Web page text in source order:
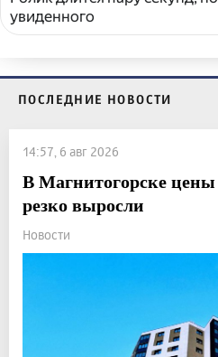
увиденного
ПОСЛЕДНИЕ НОВОСТИ
14:57, 6 авг 2026
В Магнитогорске
резко выросли
Новости